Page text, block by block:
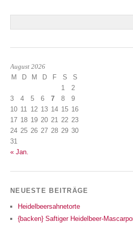
August 2026
M D M D F S
S
1
2
3
4 5 6 7 8
9
10 11 12 13 14 15 16
17 18 19 20 21 22 23
24 25 26 27 28 29 30
31
« Jan.
NEUESTE BEITRÄGE
Heidelbeersahnetorte
{backen} Saftiger Heidelbeer-